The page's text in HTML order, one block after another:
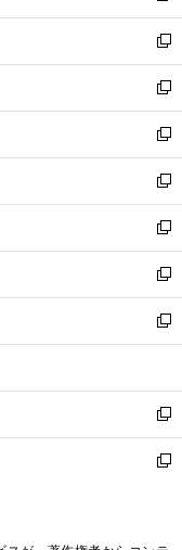
ウ
で
開
く
ン
ド
ウ
で
開
く
ウ
ィ
ン
ド
ウ
で
開
く
し
い
ウ
ィ
ン
ド
ウ
で
開
く
新
し
い
ウ
ィ
ン
ド
ウ
で
開
く
新
し
い
ウ
ィ
ン
ド
ウ
で
開
く
新
し
い
ウ
ィ
ン
ド
ウ
で
開
新
し
い
ウ
ィ
ン
ド
ウ
開
く
新
し
い
ウ
ィ
ン
ウ
で
開
く
新
し
い
ウ
ン
ド
ウ
で
新
し
ウ
ィ
ン
ド
新
し
い
新